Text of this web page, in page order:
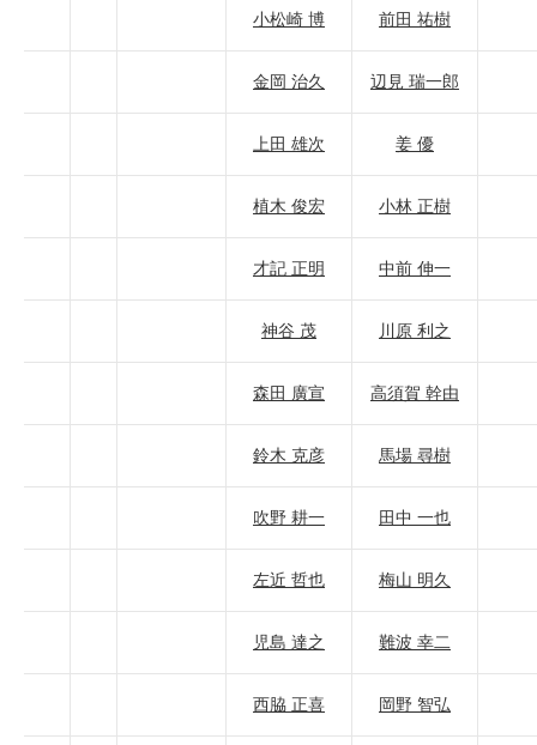
小松崎 博 前田 祐樹
金岡 治久 辺見 瑞一郎
上田 雄次 姜 優
植木 俊宏 小林 正樹
才記 正明 中前 伸一
神谷 茂 川原 利之
森田 廣宣 高須賀 幹由
鈴木 克彦 馬場 尋樹
吹野 耕一 田中 一也
左近 哲也 梅山 明久
児島 達之 難波 幸二
西脇 正喜 岡野 智弘